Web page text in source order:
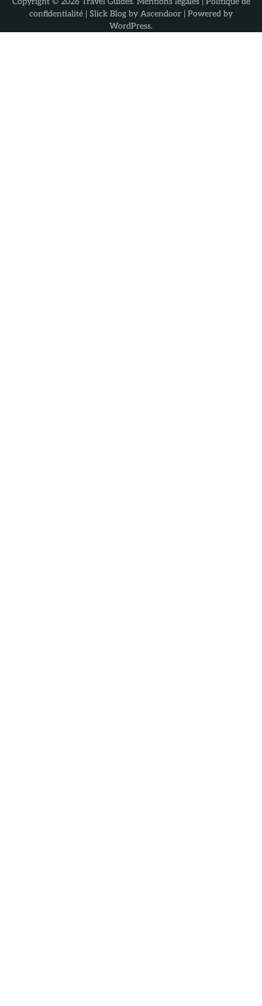
confidentialité | Slick Blog by Ascendoor | Powered by
WordPress.